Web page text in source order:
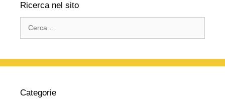
Ricerca nel sito
per:
Categorie